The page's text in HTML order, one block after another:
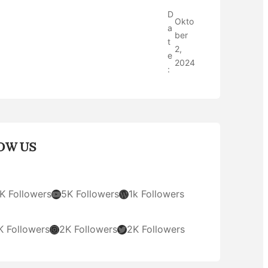
D
a
t
e
:
Okto
ber
2,
2024
US
FollowersYouTube 5K FollowersWordPress 1k Followers
FollowersInstagram2K FollowersTwitter 2K Followers